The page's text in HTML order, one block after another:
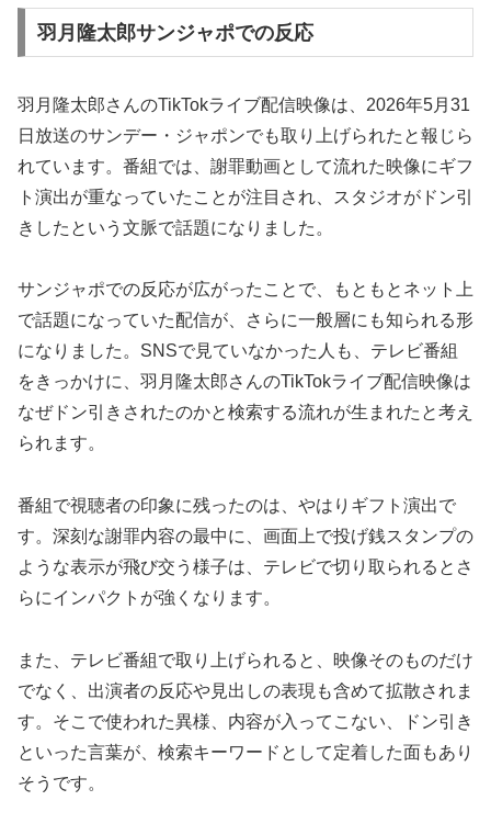
羽月隆太郎サンジャポでの反応
羽月隆太郎さんのTikTokライブ配信映像は、2026年5月31
日放送のサンデー・ジャポンでも取り上げられたと報じら
れています。番組では、謝罪動画として流れた映像にギフ
ト演出が重なっていたことが注目され、スタジオがドン引
きしたという文脈で話題になりました。
サンジャポでの反応が広がったことで、もともとネット上
で話題になっていた配信が、さらに一般層にも知られる形
になりました。SNSで見ていなかった人も、テレビ番組
をきっかけに、羽月隆太郎さんのTikTokライブ配信映像は
なぜドン引きされたのかと検索する流れが生まれたと考え
られます。
番組で視聴者の印象に残ったのは、やはりギフト演出で
す。深刻な謝罪内容の最中に、画面上で投げ銭スタンプの
ような表示が飛び交う様子は、テレビで切り取られるとさ
らにインパクトが強くなります。
また、テレビ番組で取り上げられると、映像そのものだけ
でなく、出演者の反応や見出しの表現も含めて拡散されま
す。そこで使われた異様、内容が入ってこない、ドン引き
といった言葉が、検索キーワードとして定着した面もあり
そうです。